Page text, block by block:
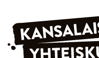
Siirry sisältöön